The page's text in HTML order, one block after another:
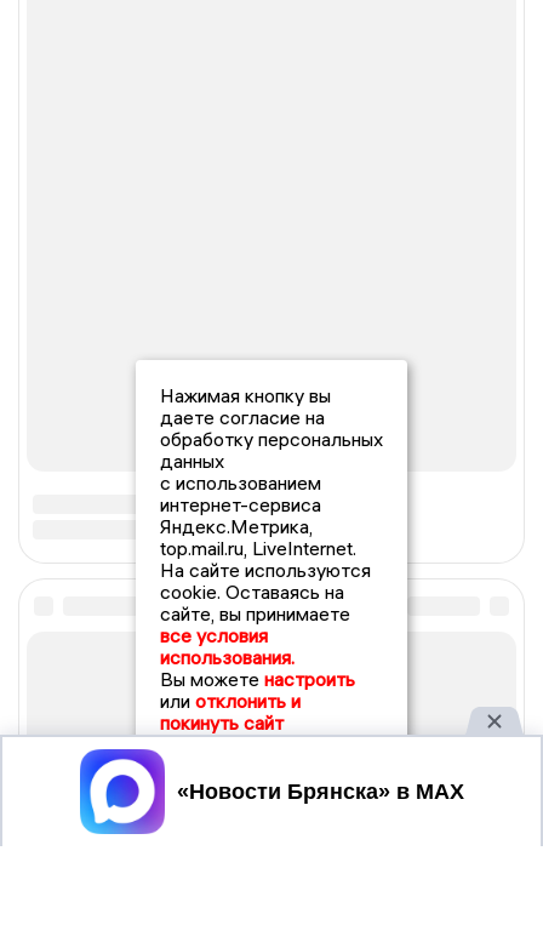
Нажимая кнопку вы
даете согласие на
обработку персональных
данных
с использованием
интернет-сервиса
Яндекс.Метрика,
top.mail.ru, LiveInternet.
На сайте используются
cookie. Оставаясь на
сайте, вы принимаете
все условия
использования.
Вы можете настроить
или отклонить и
покинуть сайт
Принять